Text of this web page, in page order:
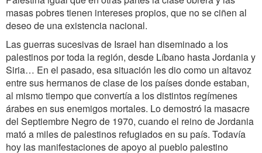
masas pobres tienen intereses propios, que no se ciñen al
deseo de una existencia nacional.
Las guerras sucesivas de Israel han diseminado a los
palestinos por toda la región, desde Líbano hasta Jordania y
Siria… En el pasado, esa situación les dio como un altavoz
entre sus hermanos de clase de los países donde estaban,
al mismo tiempo que convertía a los distintos regímenes
árabes en sus enemigos mortales. Lo demostró la masacre
del Septiembre Negro de 1970, cuando el reino de Jordania
mató a miles de palestinos refugiados en su país. Todavía
hoy las manifestaciones de apoyo al pueblo palestino